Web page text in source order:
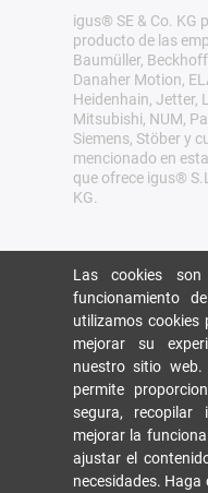
igus® SE & Co. KG
producto de las
Baumüller,
Danaher Motion,
Heidenhain, Jetter,
Mitsubishi, NUM,
Siemens, Stöber y
mencionado en
que ofrece igus®
KG.
Las cookies
funcionamiento
utilizamos cookies
mejorar su
nuestro sitio
permite
segura, recopilar
mejorar la
ajustar el
necesidades. Haga